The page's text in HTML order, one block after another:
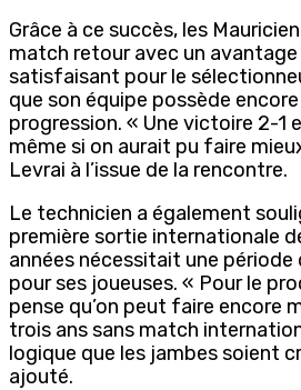
Grâce à ce succès, les
match retour avec un avantage
satisfaisant pour le
que son équipe possède
progression. « Une victoire 2-1
même si on aurait pu faire
Levrai à l’issue de la rencontre.
Le technicien a également
première sortie internationale
années nécessitait une
pour ses joueuses. « Pour le
pense qu’on peut faire encore
trois ans sans match
logique que les jambes soient
ajouté.